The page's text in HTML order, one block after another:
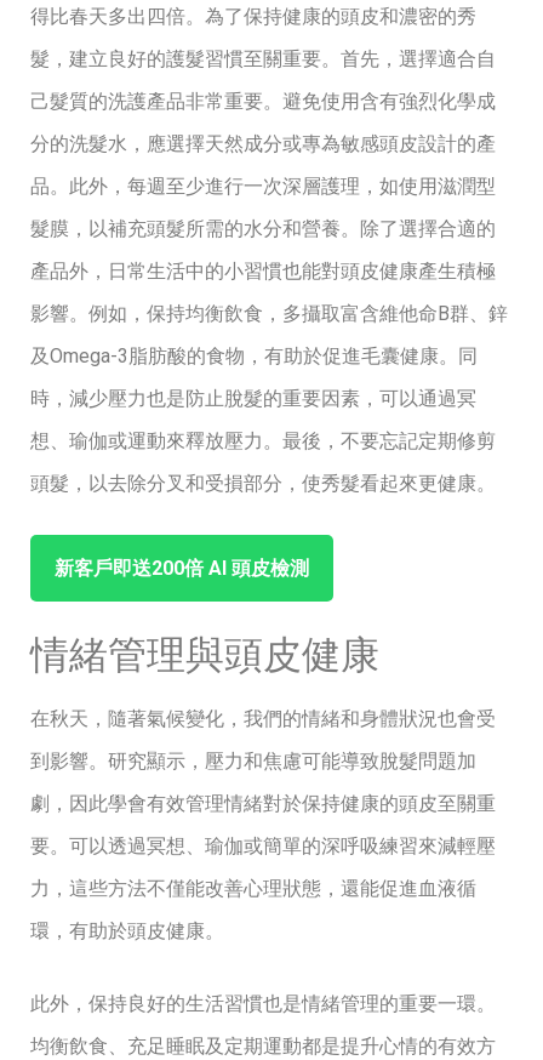
得比春天多出四倍。為了保持健康的頭皮和濃密的秀
髮，建立良好的護髮習慣至關重要。首先，選擇適合自
己髮質的洗護產品非常重要。避免使用含有強烈化學成
分的洗髮水，應選擇天然成分或專為敏感頭皮設計的產
品。此外，每週至少進行一次深層護理，如使用滋潤型
髮膜，以補充頭髮所需的水分和營養。除了選擇合適的
產品外，日常生活中的小習慣也能對頭皮健康產生積極
影響。例如，保持均衡飲食，多攝取富含維他命B群、鋅
及Omega-3脂肪酸的食物，有助於促進毛囊健康。同
時，減少壓力也是防止脫髮的重要因素，可以通過冥
想、瑜伽或運動來釋放壓力。最後，不要忘記定期修剪
頭髮，以去除分叉和受損部分，使秀髮看起來更健康。
新客戶即送200倍⁣ ⁤AI ‌頭皮檢測
情緒管理與頭皮健康
在秋天，隨著氣候變化，我們的情緒和身體狀況也會受
到影響。研究顯示，壓力和焦慮可能導致脫髮問題加
劇，因此學會有效管理情緒對於保持健康的頭皮至關重
要。可以透過冥想、瑜伽或簡單的深呼吸練習來減輕壓
力，這些方法不僅能改善心理狀態，還能促進血液循
環，有助於頭皮健康。
此外，保持良好的生活習慣也是情緒管理的重要一環。
均衡飲食、充足睡眠及定期運動都是提升心情的有效方